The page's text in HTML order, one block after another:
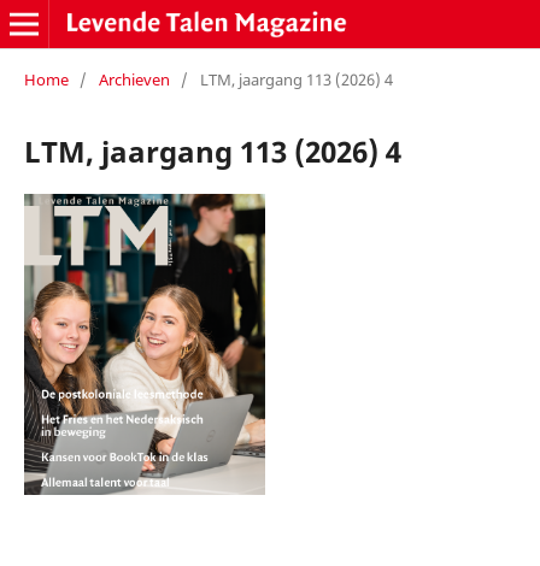
Home / Archieven / LTM, jaargang 113 (2026) 4
LTM, jaargang 113 (2026) 4